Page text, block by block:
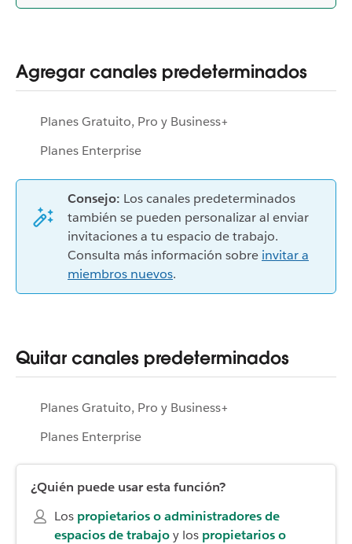
Agregar canales predeterminados
Planes Gratuito, Pro y Business+
Planes Enterprise
Consejo: Los canales predeterminados
también se pueden personalizar al enviar
invitaciones a tu espacio de trabajo.
Consulta más información sobre invitar a
miembros nuevos.
Quitar canales predeterminados
Planes Gratuito, Pro y Business+
Planes Enterprise
¿Quién puede usar esta función?
Los propietarios o administradores de
espacios de trabajoy los propietarios o